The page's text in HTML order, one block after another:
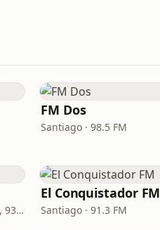
FM Dos
Santiago · 98.5 FM
Viña del Mar · 1270 AM, 93.7 FM
El Conquistador FM
Santiago · 91.3 FM